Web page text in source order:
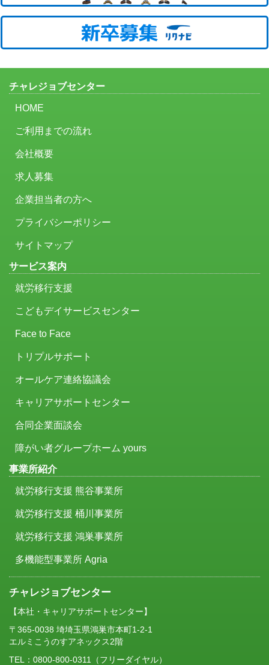
チャレジョブセンター
HOME
ご利用までの流れ
会社概要
求人募集
企業担当者の方へ
プライバシーポリシー
サイトマップ
サービス案内
就労移行支援
こどもデイサービスセンター
Face to Face
トリプルサポート
オールケア連絡協議会
キャリアサポートセンター
合同企業面談会
障がい者グループホーム yours
事業所紹介
就労移行支援 熊谷事業所
就労移行支援 桶川事業所
就労移行支援 鴻巣事業所
多機能型事業所 Agria
チャレジョブセンター
【本社・キャリアサポートセンター】
〒365-0038 埼埼玉県鴻巣市本町1-2-1
エルミこうのすアネックス2階
TEL： 0800-800-0311 （フリーダイヤル）